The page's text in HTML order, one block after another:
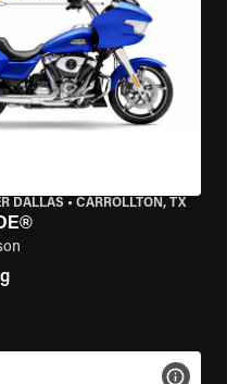
DALLAS • CARROLLTON, TX
ANZEIGEN